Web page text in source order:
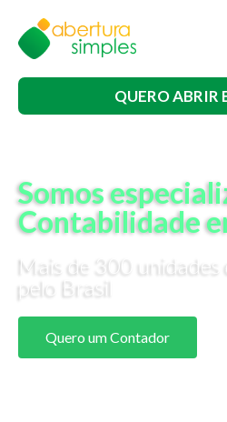
QUERO ABRIR
Somos
Contabilidade
Mais de 300
pelo Brasil
Quero um Contador